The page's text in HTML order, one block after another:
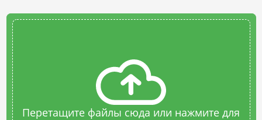
Перетащите файлы сюда или нажмите для